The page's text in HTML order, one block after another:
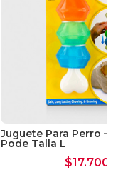
Juguete Para Perro –
Pode Talla L
$17.700